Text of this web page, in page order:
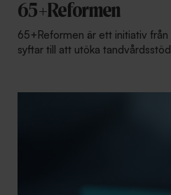
65+Reformen
65+Reformen är ett initiativ
syftar till att utöka